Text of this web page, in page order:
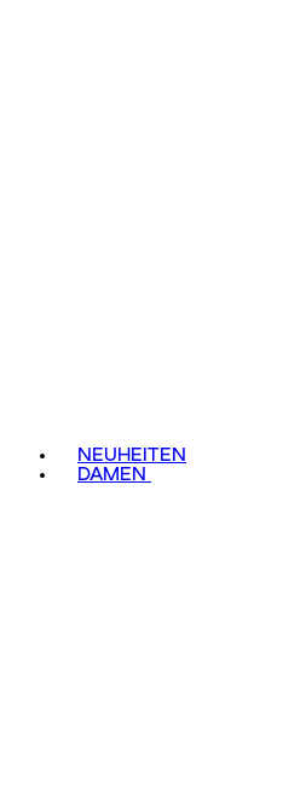
NEUHEITEN
DAMEN